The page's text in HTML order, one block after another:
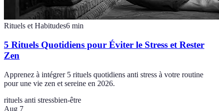
Rituels et Habitudes6 min
5 Rituels Quotidiens pour Éviter le Stress et Rester
Zen
Apprenez à intégrer 5 rituels quotidiens anti stress à votre routine
pour une vie zen et sereine en 2026.
rituels anti stressbien-être
Aug 7